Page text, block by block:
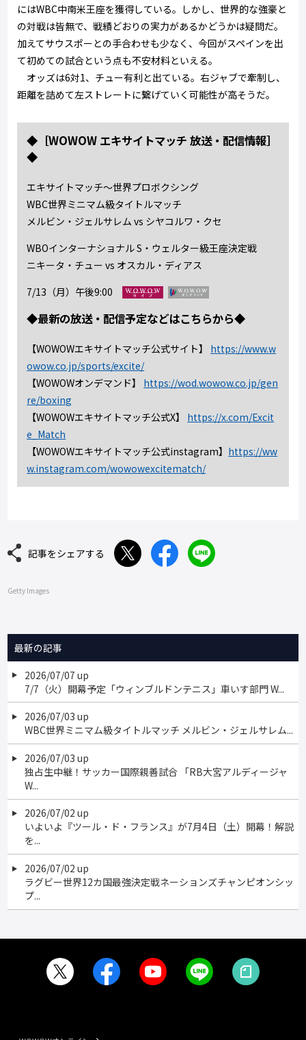
にはWBC中南米王座を獲得している。しかし、世界的な強豪と
の対戦は皆無で、戦績どおりの実力があるかどうかは疑問だ。
加えてサウスポーとの手合わせも少なく、今回がスペインを出
て初めての試合という点も不安材料といえる。
オッズは6対1、チュー有利と出ている。右ジャブで牽制し、
距離を詰めて左ストレートに繋げていく可能性が高そうだ。
◆［WOWOW エキサイトマッチ 放送・配信情報］
◆
エキサイトマッチ～世界プロボクシング
WBC世界ミニマム級タイトルマッチ
メルビン・ジェルサレム vs シヤコルワ・クセ
WBOインターナショナル S・ウェルター級王座決定戦
ニキータ・チュー vs オスカル・ディアス
7/13（月）午後9:00
◆最新の放送・配信予定などはこちらから◆
【WOWOWエキサイトマッチ公式サイト】 https://www.w
owow.co.jp/sports/excite/
【WOWOWオンデマンド】 https://wod.wowow.co.jp/gen
re/boxing
【WOWOWエキサイトマッチ公式X】 https://x.com/Excit
e_Match
【WOWOWエキサイトマッチ公式instagram】 https://ww
w.instagram.com/wowowexcitematch/
記事をシェアする
Getty Images
最新の記事
2026/07/07 up
7/7（火）開幕予定「ウィンブルドンテニス」車いす部門 W...
2026/07/03 up
WBC世界ミニマム級タイトルマッチ メルビン・ジェルサレム...
2026/07/03 up
独占生中継！サッカー国際親善試合 「RB大宮アルディージャ
W...
2026/07/02 up
いよいよ『ツール・ド・フランス』が7月4日（土）開幕！解説
を...
2026/07/02 up
ラグビー世界12カ国最強決定戦ネーションズチャンピオンシッ
プ...